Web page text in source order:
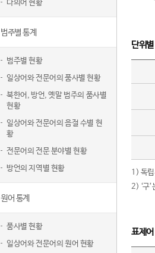
다의어 현황
범주별 통계
범주별 현황
일상어와 전문어의 품사별 현황
북한어, 방언, 옛말 범주의 품사별
현황
일상어와 전문어의 음절 수별 현
황
전문어의 전문 분야별 현황
방언의 지역별 현황
원어 통계
품사별 현황
일상어와 전문어의 원어 현황
단위
1) 독립
2) ‘구
표제